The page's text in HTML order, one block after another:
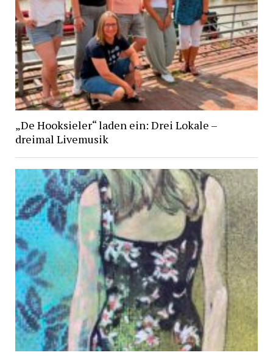
„De Hooksieler“ laden ein: Drei Lokale –
dreimal Livemusik